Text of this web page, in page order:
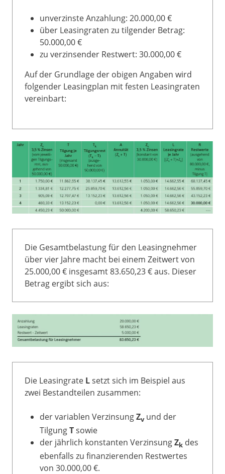
unverzinste Anzahlung: 20.000,00 €
über Leasingraten zu tilgender Betrag:
50.000,00 €
zu verzinsender Restwert: 30.000,00 €
Auf der Grundlage der obigen Angaben wird
folgender Leasingplan mit festen Leasingraten
vereinbart:
Die Gesamtbelastung für den Leasingnehmer
über vier Jahre macht bei einem Zeitwert von
25.000,00 € insgesamt 83.650,23 € aus. Dieser
Betrag ergibt sich aus:
Die Leasingrate Lsetzt sich im Beispiel aus
zwei Bestandteilen zusammen:
der variablen VerzinsungZvund der
TilgungTsowie
der jährlich konstanten VerzinsungZk des
ebenfalls zu finanzierenden Restwertes
von 30.000,00 €.